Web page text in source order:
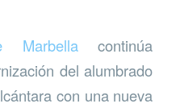
Marbellacontinúa
del alumbrado
con una nueva